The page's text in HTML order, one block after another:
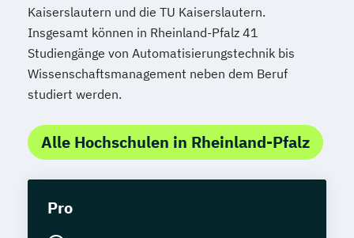
Kaiserslautern und die TU Kaiserslautern.
Insgesamt können in Rheinland-Pfalz 41
Studiengänge von Automatisierungstechnik bis
Wissenschaftsmanagement neben dem Beruf
studiert werden.
Alle Hochschulen in Rheinland-Pfalz
Pro